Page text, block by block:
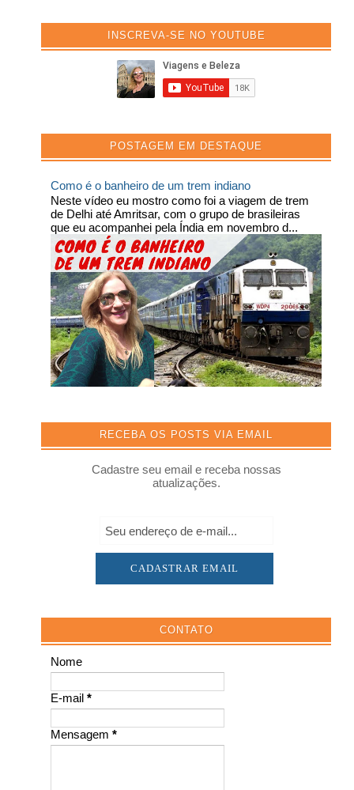
INSCREVA-SE NO YOUTUBE
POSTAGEM EM DESTAQUE
Como é o banheiro de um trem indiano
Neste vídeo eu mostro como foi a viagem de trem
de Delhi até Amritsar, com o grupo de brasileiras
que eu acompanhei pela Índia em novembro d...
RECEBA OS POSTS VIA EMAIL
Cadastre seu email e receba nossas
atualizações.
CONTATO
Nome
E-mail*
Mensagem*